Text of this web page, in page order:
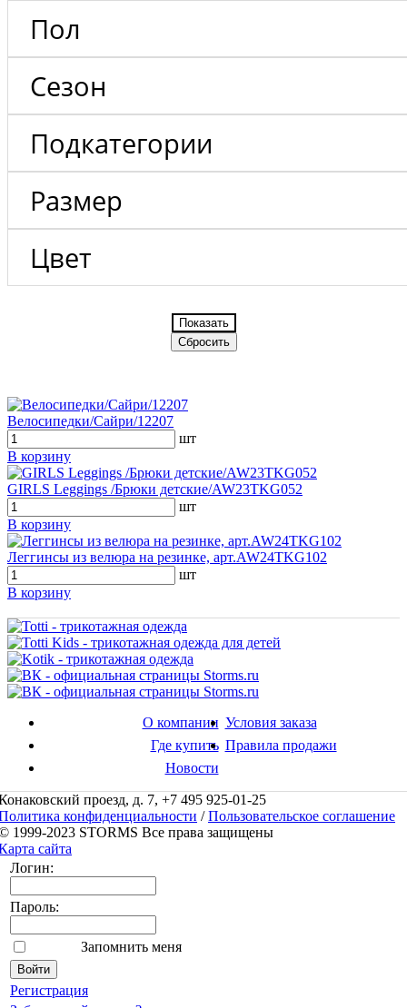
Пол
Сезон
Подкатегории
Размер
Цвет
Велосипедки/Сайри/12207
шт
В корзину
GIRLS Leggings /Брюки детские/AW23TKG052
шт
В корзину
Леггинсы из велюра на резинке, арт.AW24TKG102
шт
В корзину
О компании Условия заказа
Где купить Правила продажи
Новости
проезд, д. 7, +7 495 925-01-25
конфиденциальности /Пользовательское соглашение
1999-2023 STORMS Все права защищены
сайта
Логин:
Пароль:
Запомнить меня
Регистрация